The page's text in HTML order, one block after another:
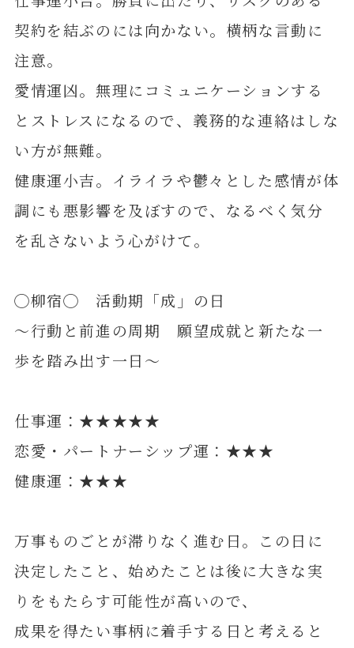
契約を結ぶのには向かない。横柄な言動に
注意。
愛情運凶。無理にコミュニケーションする
とストレスになるので、義務的な連絡はしな
い方が無難。
健康運小吉。イライラや鬱々とした感情が体
調にも悪影響を及ぼすので、なるべく気分
を乱さないよう心がけて。
◯柳宿◯ 活動期「成」の日
～行動と前進の周期 願望成就と新たな一
歩を踏み出す一日～
仕事運：★★★★★
恋愛・パートナーシップ運：★★★
健康運：★★★
万事ものごとが滞りなく進む日。この日に
決定したこと、始めたことは後に大きな実
りをもたらす可能性が高いので、
成果を得たい事柄に着手する日と考えると